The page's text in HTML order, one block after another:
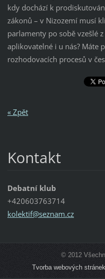
kdy dochází k
zákonů – v Nizozemí musí
parlamenty po sobě vzešlé
aplikovatelné i u nás? Máte
rozhodovacích procesů v
« Zpět
Kontakt
Debatní klub
+420603763714
kolektif@seznam.cz
© 2012
Tvorba webových